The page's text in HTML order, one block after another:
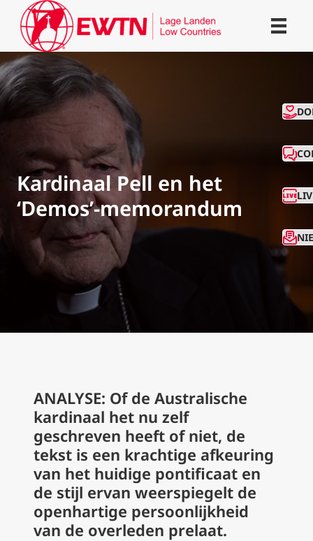
Kardinaal Pell en het
‘Demos’-memorandum
ANALYSE: Of de Australische
kardinaal het nu zelf
geschreven heeft of niet, de
tekst is een krachtige afkeuring
van het huidige pontificaat en
de stijl ervan weerspiegelt de
openhartige persoonlijkheid
van de overleden prelaat.